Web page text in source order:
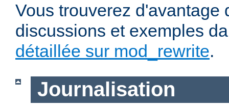
Vous trouverez d'avantage
discussions et exemples
détaillée sur mod_rewrite.
Journalisation